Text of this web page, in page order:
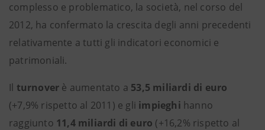
complesso e problematico, la società, nel corso del
2012, ha confermato la crescita degli anni precedenti
relativamente a tutti gli indicatori economici e
patrimoniali.
Il turnover è aumentato a 53,5 miliardi di euro
(+7,9% rispetto al 2011) e gli impieghi hanno
raggiunto 11,4 miliardi di euro (+16,2% rispetto al